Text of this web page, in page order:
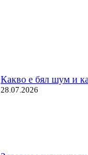
Какво е бял шум и
28.07.2026